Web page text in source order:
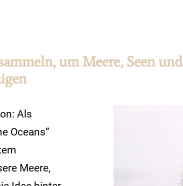
um Meere, Seen und
Als
Oceans“
Meere,